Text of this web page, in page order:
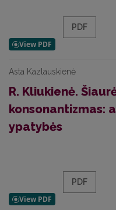
PDF
Asta Kazlauskienė
R. Kliukienė.
konsonantizmas:
ypatybės
PDF